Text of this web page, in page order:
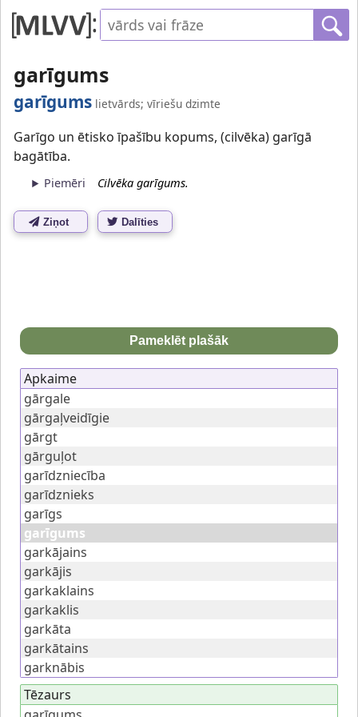
garīgums
garīgums lietvārds; vīriešu dzimte
Garīgo un ētisko īpašību kopums, (cilvēka) garīgā
bagātība.
Piemēri Cilvēka garīgums.
Ziņot Dalīties
Pameklēt plašāk
Apkaime
gārgale
gārgaļveidīgie
gārgt
gārguļot
garīdzniecība
garīdznieks
garīgs
garīgums
garkājains
garkājis
garkaklains
garkaklis
garkāta
garkātains
garknābis
Tēzaurs